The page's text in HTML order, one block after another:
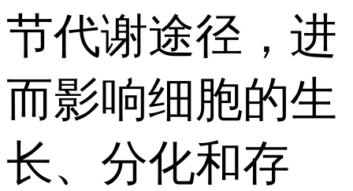
节代谢途径，进
而影响细胞的生
长、分化和存